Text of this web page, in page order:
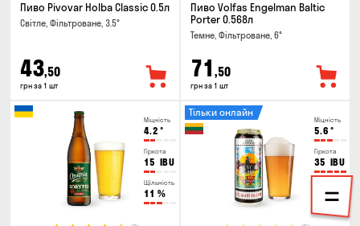
Пиво Pivovar Holba Classic 0.5л
Світле, Фільтроване, 3.5°
43,50
грн за 1 шт
Пиво Volfas Engelman Baltic
Porter 0.568л
Темне, Фільтроване, 6°
71 ,50
грн за 1 шт
Міцність
4.2 °
Гіркота
15 IBU
Щільність
11 %
Міцність
5.6 °
Гіркота
35 IBU
14.5%
Тільки онлайн